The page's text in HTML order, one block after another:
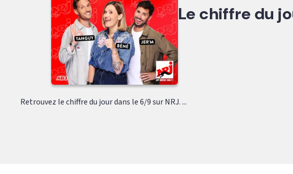
Le chiffre du
Retrouvez le chiffre du jour dans le 6/9 sur NRJ. ...